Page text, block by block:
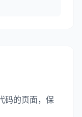
码的页面，保